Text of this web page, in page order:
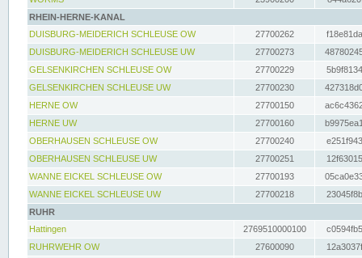
RHEIN-HERNE-KANAL
DUISBURG-MEIDERICH SCHLEUSE OW
27700262
DUISBURG-MEIDERICH SCHLEUSE UW
27700273
GELSENKIRCHEN SCHLEUSE OW
27700229
GELSENKIRCHEN SCHLEUSE UW
27700230
HERNE OW
27700150
HERNE UW
27700160
OBERHAUSEN SCHLEUSE OW
27700240
OBERHAUSEN SCHLEUSE UW
27700251
WANNE EICKEL SCHLEUSE OW
27700193
WANNE EICKEL SCHLEUSE UW
27700218
RUHR
Hattingen
2769510000100
RUHRWEHR OW
27600090